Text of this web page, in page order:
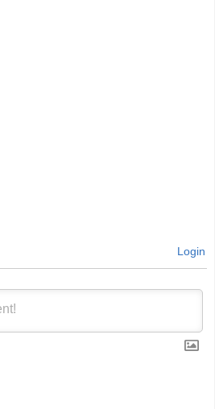
Login